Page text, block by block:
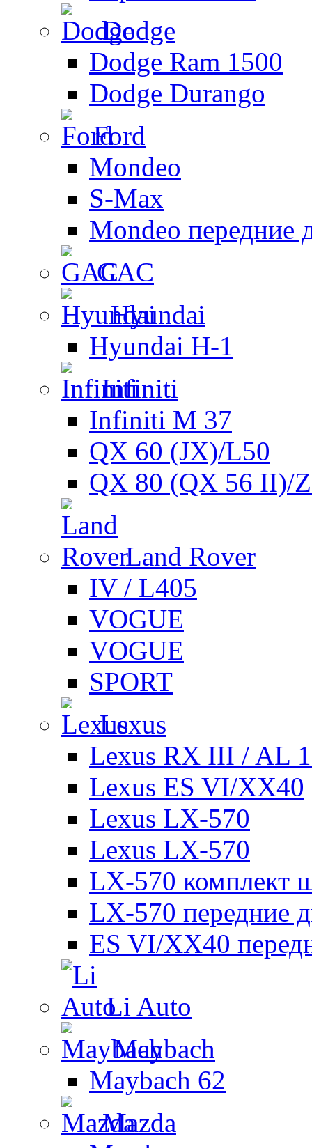
Dodge
Dodge Ram 1500
Dodge Durango
Ford
Mondeo
S-Max
Mondeo передние
GAC
Hyundai
Hyundai H-1
Infiniti
Infiniti M 37
QX 60 (JX)/L50
QX 80 (QX 56 II)/
Land Rover
IV / L405
VOGUE
VOGUE
SPORT
Lexus
Lexus RX III / AL
Lexus ES VI/XX40
Lexus LX-570
Lexus LX-570
LX-570 комплект
LX-570 передние
ES VI/XX40
Li Auto
Maybach
Maybach 62
Mazda